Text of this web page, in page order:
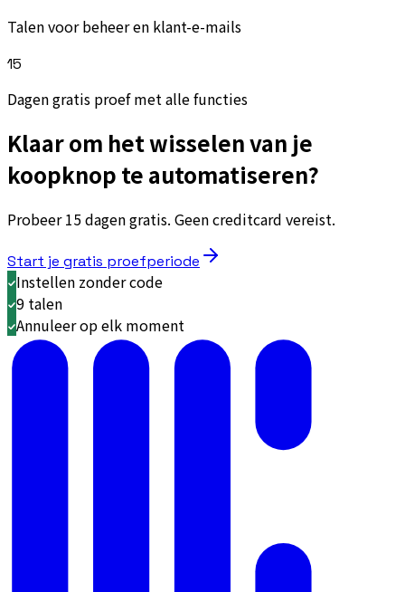
Talen voor beheer en klant-e-mails
15
Dagen gratis proef met alle functies
Klaar om het wisselen van je
koopknop te automatiseren?
Probeer 15 dagen gratis. Geen creditcard vereist.
Start je gratis proefperiode
Instellen zonder code
9 talen
Annuleer op elk moment